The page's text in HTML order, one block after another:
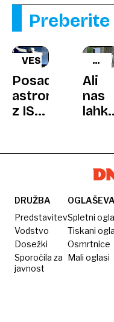
Preberite
VESOLJE
Posadka
astronavtov
z ISS
Kazahstanu
A36
5G
Ali
nas
380
DRUŽBA
Predstavitev
Vodstvo
Dosežki
Sporočila za
javnost
Spletni
Tiskani
Osmrtnice
Mali oglasi